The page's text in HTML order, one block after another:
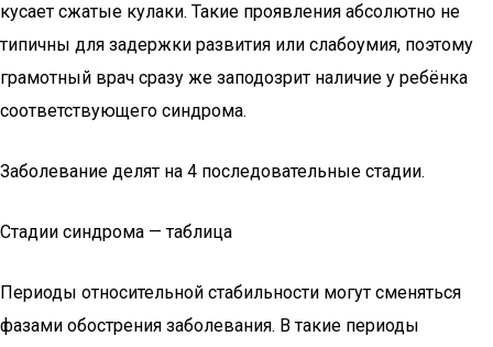
кусает сжатые кулаки. Такие проявления абсолютно не
типичны для задержки развития или слабоумия, поэтому
грамотный врач сразу же заподозрит наличие у ребёнка
соответствующего синдрома.
Заболевание делят на 4 последовательные стадии.
Стадии синдрома — таблица
Периоды относительной стабильности могут сменяться
фазами обострения заболевания. В такие периоды